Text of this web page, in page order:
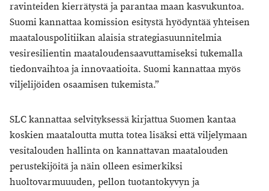
ravinteiden kierrätystä ja parantaa maan kasvukuntoa.
Suomi kannattaa komission esitystä hyödyntää yhteisen
maatalouspolitiikan alaisia strategiasuunnitelmia
vesiresilientin maataloudensaavuttamiseksi tukemalla
tiedonvaihtoa ja innovaatioita. Suomi kannattaa myös
viljelijöiden osaamisen tukemista.”
SLC kannattaa selvityksessä kirjattua Suomen kantaa
koskien maataloutta mutta totea lisäksi että viljelymaan
vesitalouden hallinta on kannattavan maatalouden
perustekijöitä ja näin olleen esimerkiksi
huoltovarmuuuden, pellon tuotantokyvyn ja